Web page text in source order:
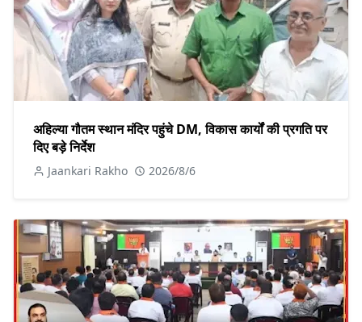
अहिल्या गौतम स्थान मंदिर पहुंचे DM, विकास कार्यों की प्रगति पर
दिए बड़े निर्देश
Jaankari Rakho 2026/8/6